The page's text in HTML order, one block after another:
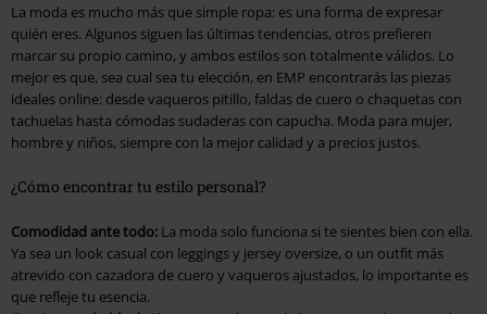
La moda es mucho más que simple ropa: es una forma de expresar
quién eres. Algunos siguen las últimas tendencias, otros prefieren
marcar su propio camino, y ambos estilos son totalmente válidos. Lo
mejor es que, sea cual sea tu elección, en EMP encontrarás las piezas
ideales online: desde vaqueros pitillo, faldas de cuero o chaquetas con
tachuelas hasta cómodas sudaderas con capucha. Moda para mujer,
hombre y niños, siempre con la mejor calidad y a precios justos.
¿Cómo encontrar tu estilo personal?
Comodidad ante todo: La moda solo funciona si te sientes bien con ella.
Ya sea un look casual con leggings y jersey oversize, o un outfit más
atrevido con cazadora de cuero y vaqueros ajustados, lo importante es
que refleje tu esencia.